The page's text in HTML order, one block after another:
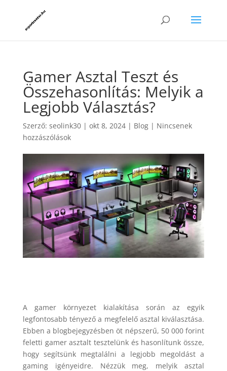
Gamer Asztal Teszt és
Összehasonlítás: Melyik a
Legjobb Választás?
Szerző: seolink30| okt 8, 2024| Blog| Nincsenek
hozzászólások
A gamer környezet kialakítása során az egyik
legfontosabb tényező a megfelelő asztal kiválasztása.
Ebben a blogbejegyzésben öt népszerű, 50 000 forint
feletti gamer asztalt tesztelünk és hasonlítunk össze,
hogy segítsünk megtalálni a legjobb megoldást a
gaming igényeidre. Nézzük meg, melyik asztal